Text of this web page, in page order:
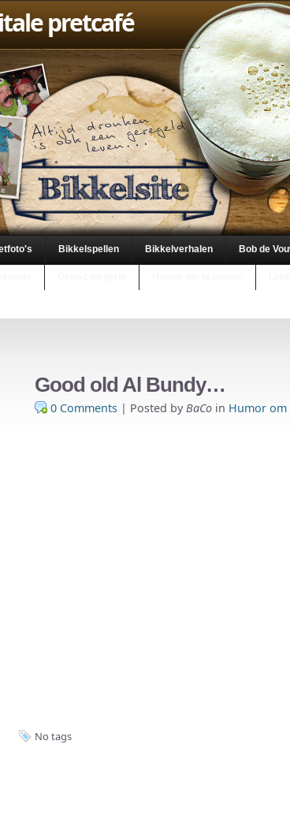
pretcafé
Bikkelspellen Bikkelverhalen Bob de
Good old Al Bundy…
0 Comments | Posted byBaCo in Humor om
No tags